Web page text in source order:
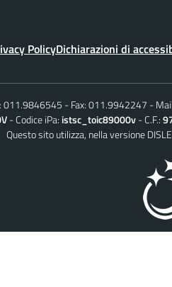
PolicyDichiarazioni di
011.9846545 Fax: 011.9942247
Codice iPa: istsc_toic89000v C.F.:
Questo sito utilizza, nella versione